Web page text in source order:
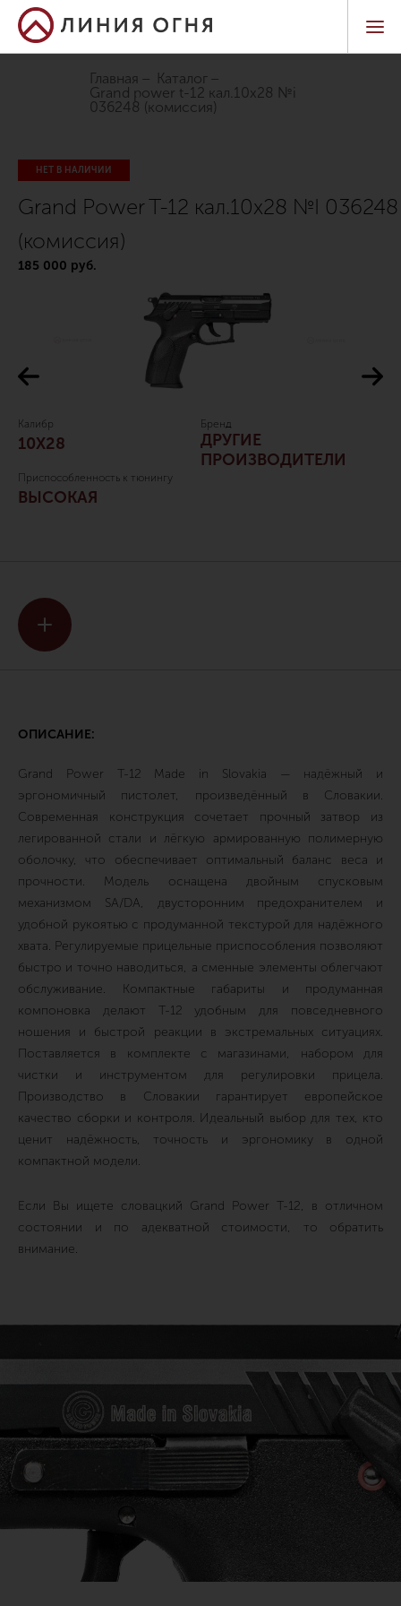
Главная
Каталог
grand power t-12 кал.10х28 №i
036248 (комиссия)
НЕТ В НАЛИЧИИ
Grand Power T-12 кал.10х28 №I 036248
(комиссия)
185 000 руб.
Калибр
10Х28
Бренд
ДРУГИЕ
ПРОИЗВОДИТЕЛИ
Приспособленность к тюнингу
ВЫСОКАЯ
ОПИСАНИЕ:
Grand Power T-12 Made in Slovakia — надёжный и
эргономичный пистолет, произведённый в Словакии.
Современная конструкция сочетает прочный затвор из
легированной стали и лёгкую армированную полимерную
оболочку, что обеспечивает оптимальный баланс веса и
прочности. Модель оснащена двойным спусковым
механизмом SA/DA, двусторонним предохранителем и
удобной рукоятью с продуманной текстурой для надёжного
хвата. Регулируемые прицельные приспособления позволяют
быстро и точно наводиться, а сменные элементы облегчают
обслуживание. Компактные габариты и продуманная
компоновка делают T-12 удобным для повседневного
ношения и быстрой реакции в экстремальных ситуациях.
Поставляется в комплекте с магазинами, набором для
чистки и инструментом для регулировки прицела.
Производство в Словакии гарантирует европейское
качество сборки и контроля. Идеальный выбор для тех, кто
ценит надёжность, точность и эргономику в одной
компактной модели.
Если Вы ищете словацкий Grand Power T-12, в отличном
состоянии и по адекватной стоимости, то обратить
внимание.